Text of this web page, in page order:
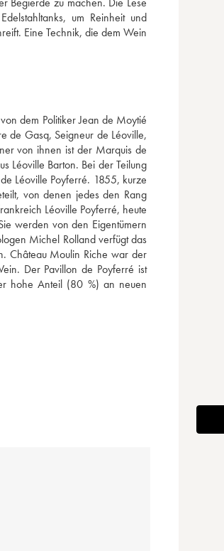
um Reinheit und
Eine Technik, die dem Wein
dem Politiker Jean de Moytié
de Gasq, Seigneur de Léoville,
von ihnen ist der Marquis de
Léoville Barton. Bei der Teilung
Léoville Poyferré. 1855, kurze
von denen jedes den Rang
Léoville Poyferré, heute
werden von den Eigentümern
Michel Rolland verfügt das
Château Moulin Riche war der
Der Pavillon de Poyferré ist
hohe Anteil (80 %) an neuen